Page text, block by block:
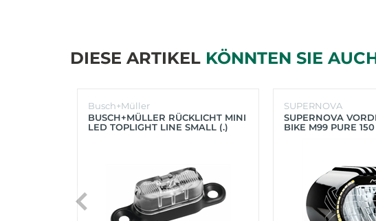
DIESE ARTIKEL KÖNNTEN SIE
Busch+Müller
BUSCH+MÜLLER RÜCKLICHT MINI
LED TOPLIGHT LINE SMALL (.)
SUPERNOVA
SUPERNOVA
BIKE M99 PURE